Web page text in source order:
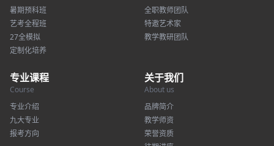
暑期预科班
艺考全程班
27全模拟
定制化培养
全职教师团队
特邀艺术家
教学教研团队
专业课程
Course
专业介绍
九大专业
报考方向
关于我们
About us
品牌简介
教学师资
荣誉资质